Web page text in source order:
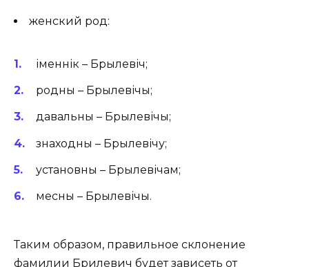
женский род:
іменнік – Брылевіч;
родны – Брылевічы;
давальны – Брылевічы;
знаходны – Брылевічу;
установны – Брылевічам;
месны – Брылевічы.
Таким образом, правильное склонение
фамилии Брилевич будет зависеть от